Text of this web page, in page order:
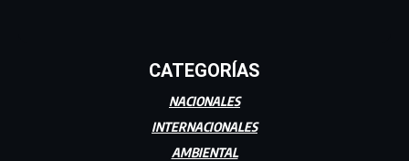
CATEGORÍAS
NACIONALES
INTERNACIONALES
AMBIENTAL